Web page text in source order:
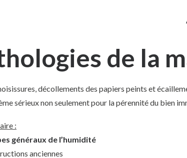
de la
décollements des papiers peints et
sérieux non seulement pour la pérennité du bien
:
généraux de l’humidité
anciennes